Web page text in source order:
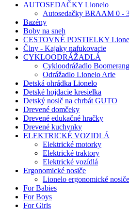
AUTOSEDAČKY Lionelo
Autosedačky BRAAM 0 -
Bazény
Boby na sneh
CESTOVNÉ POSTIELKY
Člny - Kajaky nafukovacie
CYKLOODRÁŽADLÁ
Cykloodrážadlo Boomerang
Odrážadlo Lionelo Arie
Detská ohrádka Lionelo
Detské hojdacie kresielka
Detský nosič na chrbát GUTO
Drevené domčeky
Drevené edukačné hračky
Drevené kuchynky
ELEKTRICKÉ VOZIDLÁ
Elektrické motorky
Elektrické traktory
Elektrické vozídlá
Ergonomické nosiče
Lionelo ergonomické nosiče
For Babies
For Boys
For Girls